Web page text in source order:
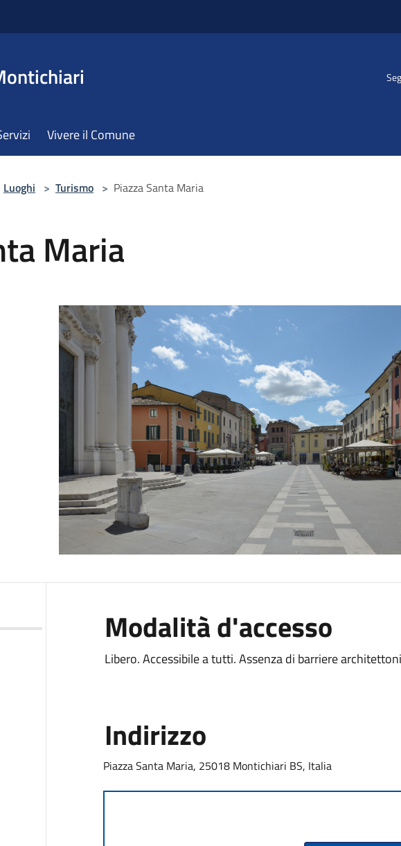
Vivere il Comune
Luoghi > Turismo > Piazza Santa Maria
Maria
Modalità d'accesso
Libero. Accessibile a tutti. Assenza di barriere
Indirizzo
Piazza Santa Maria, 25018 Montichiari BS, Italia